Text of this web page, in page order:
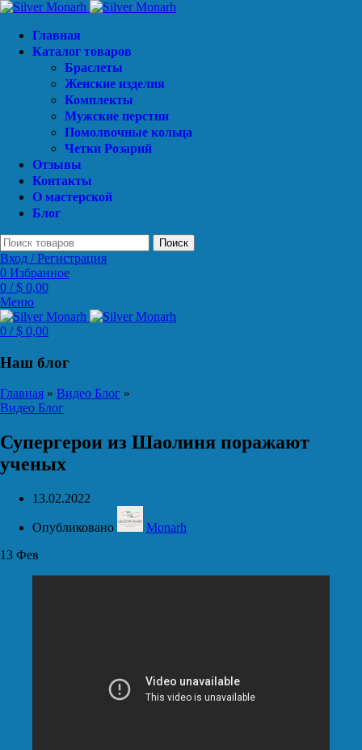
Главная
Каталог товаров
Браслеты
Женские изделия
Комплекты
Мужские перстни
Помолвочные кольца
Четки Розарий
Отзывы
Контакты
О мастерской
Блог
Поиск
Вход / Регистрация
0 Избранное
0 / $ 0,00
Меню
0 / $ 0,00
Наш блог
Главная » Видео Блог »
Видео Блог
Супергерои из Шаолиня поражают
ученых
13.02.2022
Опубликовано
Monarh
13 Фев